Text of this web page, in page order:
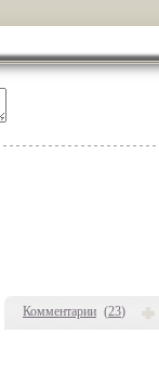
Комментарии (23)